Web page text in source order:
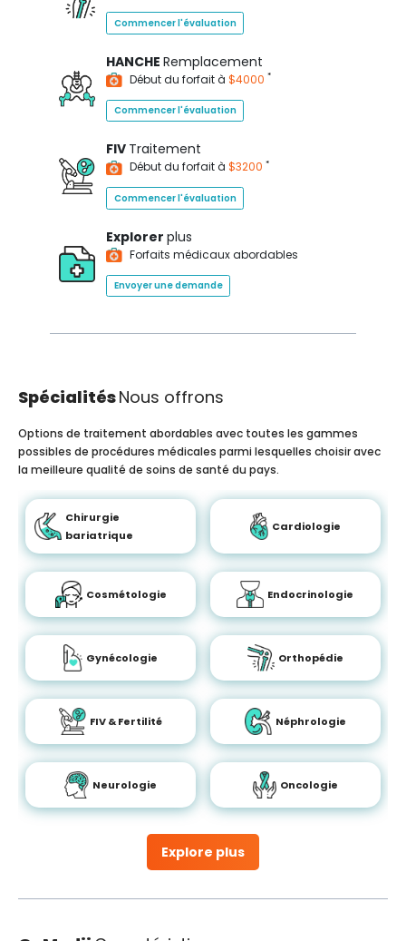
Commencer l'évaluation
HANCHE Remplacement
Début du forfait à $4000 *
Commencer l'évaluation
FIV Traitement
Début du forfait à $3200 *
Commencer l'évaluation
Explorer plus
Forfaits médicaux abordables
Envoyer une demande
SpécialitésNous offrons
Explore plus
Options de traitement abordables avec toutes les gammes
possibles de procédures médicales parmi lesquelles choisir avec
la meilleure qualité de soins de santé du pays.
Chirurgie
bariatrique
Cardiologie
Cosmétologie Endocrinologie
Gynécologie Orthopédie
FIV & Fertilité Néphrologie
Neurologie Oncologie